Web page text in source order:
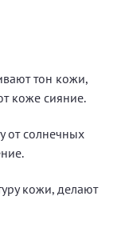
тон кожи,
коже сияние.
от солнечных
кожи, делают